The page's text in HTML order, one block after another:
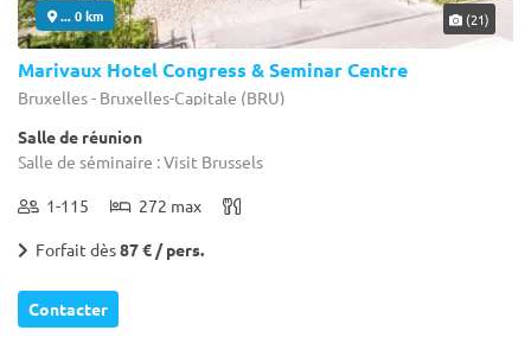
... 0 km (21)
Marivaux Hotel Congress & Seminar Centre
Bruxelles - Bruxelles-Capitale (BRU)
Salle de réunion
Salle de séminaire : Visit Brussels
1-115 272 max
Forfait dès87 € / pers.
Contacter